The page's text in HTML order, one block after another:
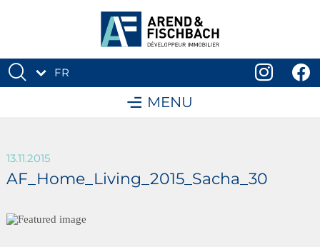
FR
MENU
13.11.2015
AF_Home_Living_2015_Sacha_30